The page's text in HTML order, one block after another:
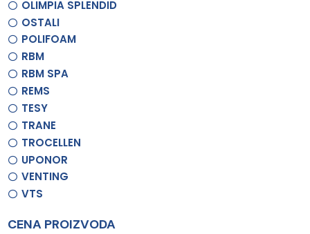
OLIMPIA SPLENDID
OSTALI
POLIFOAM
RBM
RBM SPA
REMS
TESY
TRANE
TROCELLEN
UPONOR
VENTING
VTS
CENA PROIZVODA